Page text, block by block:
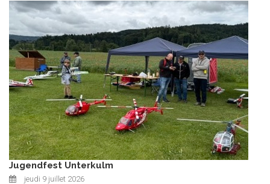
Jugendfest Unterkulm
jeudi 9 juillet 2026